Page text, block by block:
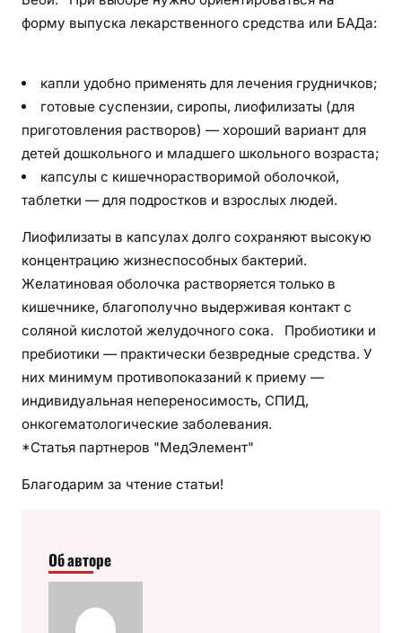
форму выпуска лекарственного средства или БАДа:
капли удобно применять для лечения грудничков;
готовые суспензии, сиропы, лиофилизаты (для
приготовления растворов) — хороший вариант для
детей дошкольного и младшего школьного возраста;
капсулы с кишечнорастворимой оболочкой,
таблетки — для подростков и взрослых людей.
Лиофилизаты в капсулах долго сохраняют высокую
концентрацию жизнеспособных бактерий.
Желатиновая оболочка растворяется только в
кишечнике, благополучно выдерживая контакт с
соляной кислотой желудочного сока. Пробиотики и
пребиотики — практически безвредные средства. У
них минимум противопоказаний к приему —
индивидуальная непереносимость, СПИД,
онкогематологические заболевания.
*Статья партнеров "МедЭлемент"
Благодарим за чтение статьи!
Об авторе